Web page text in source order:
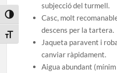
Toggle High Contrast
Toggle Font size
subjecció del turmell.
Casc, molt
descens per la tartera.
Jaqueta paravent i
canviar ràpidament.
Aigua abundant